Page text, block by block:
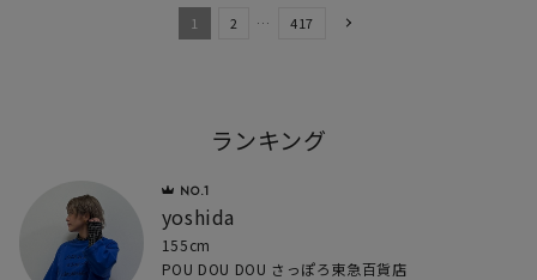
1 2 … 417
ランキング
yoshida
155cm
POU DOU DOU さっぽろ東急百貨店